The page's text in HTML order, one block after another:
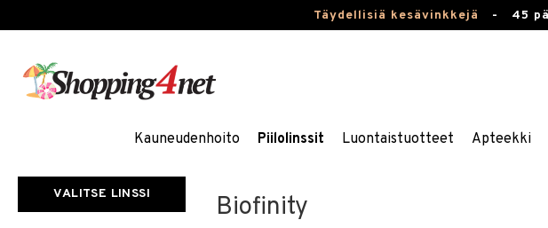
Täydellisiä kesävinkkejä - 45
Kauneudenhoito Piilolinssit Luontaistuotteet Apteekki
Biofinity
VALITSE LINSSI